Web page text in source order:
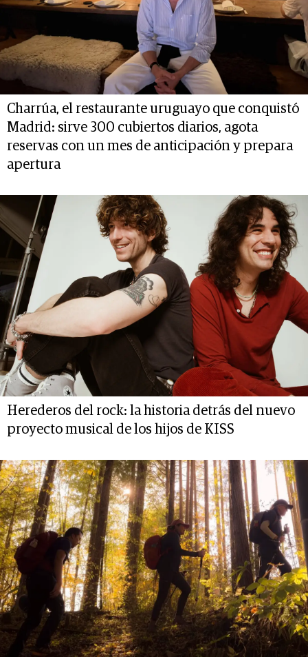
Charrúa, el restaurante uruguayo que conquistó
Madrid: sirve 300 cubiertos diarios, agota
reservas con un mes de anticipación y prepara
apertura
Herederos del rock: la historia detrás del nuevo
proyecto musical de los hijos de KISS